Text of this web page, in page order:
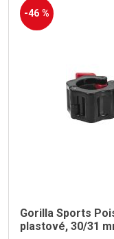
-46 %
Gorilla Sports
plastové, 30/31